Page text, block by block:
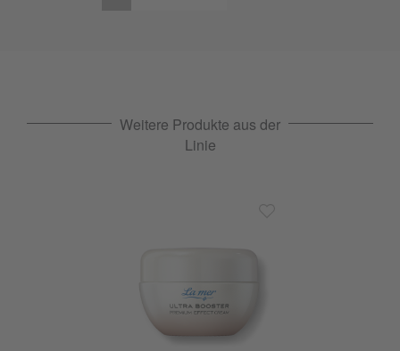
Weitere Produkte aus der
Linie